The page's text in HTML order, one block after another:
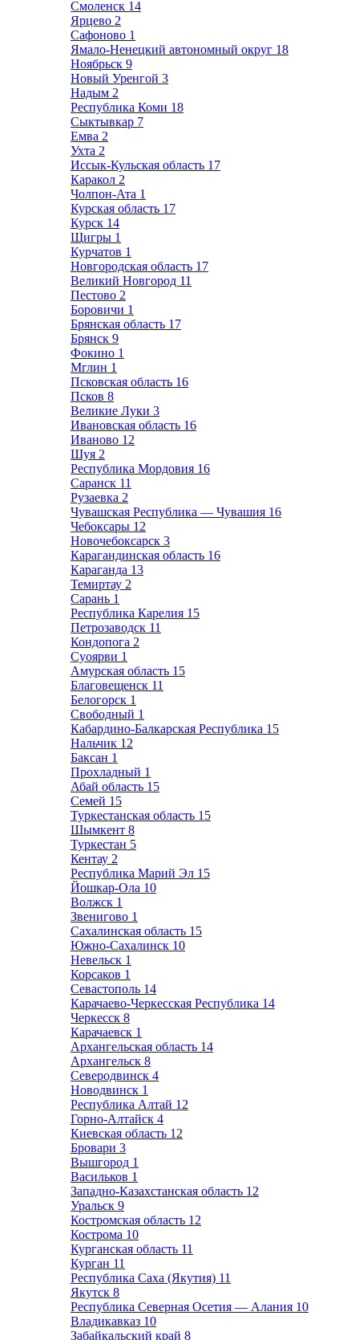
Смоленск 14
Ярцево 2
Сафоново 1
Ямало-Ненецкий автономный округ 18
Ноябрьск 9
Новый Уренгой 3
Надым 2
Республика Коми 18
Сыктывкар 7
Емва 2
Ухта 2
Иссык-Кульская область 17
Каракол 2
Чолпон-Ата 1
Курская область 17
Курск 14
Щигры 1
Курчатов 1
Новгородская область 17
Великий Новгород 11
Пестово 2
Боровичи 1
Брянская область 17
Брянск 9
Фокино 1
Мглин 1
Псковская область 16
Псков 8
Великие Луки 3
Ивановская область 16
Иваново 12
Шуя 2
Республика Мордовия 16
Саранск 11
Рузаевка 2
Чувашская Республика — Чувашия 16
Чебоксары 12
Новочебоксарск 3
Карагандинская область 16
Караганда 13
Темиртау 2
Сарань 1
Республика Карелия 15
Петрозаводск 11
Кондопога 2
Суоярви 1
Амурская область 15
Благовещенск 11
Белогорск 1
Свободный 1
Кабардино-Балкарская Республика 15
Нальчик 12
Баксан 1
Прохладный 1
Абай область 15
Семей 15
Туркестанская область 15
Шымкент 8
Туркестан 5
Кентау 2
Республика Марий Эл 15
Йошкар-Ола 10
Волжск 1
Звенигово 1
Сахалинская область 15
Южно-Сахалинск 10
Невельск 1
Корсаков 1
Севастополь 14
Карачаево-Черкесская Республика 14
Черкесск 8
Карачаевск 1
Архангельская область 14
Архангельск 8
Северодвинск 4
Новодвинск 1
Республика Алтай 12
Горно-Алтайск 4
Киевская область 12
Бровари 3
Вышгород 1
Васильков 1
Западно-Казахстанская область 12
Уральск 9
Костромская область 12
Кострома 10
Курганская область 11
Курган 11
Республика Саха (Якутия) 11
Якутск 8
Республика Северная Осетия — Алания 10
Владикавказ 10
Забайкальский край 8